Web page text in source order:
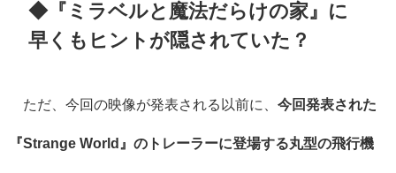
◆『ミラベルと魔法だらけの家』に
早くもヒントが隠されていた？
ただ、今回の映像が発表される以前に、 今回発表された
『Strange World』のトレーラーに登場する丸型の飛行機